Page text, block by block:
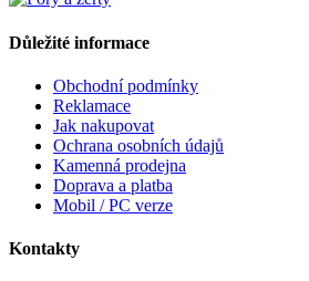
Důležité informace
Obchodní podmínky
Reklamace
Jak nakupovat
Ochrana osobních údajů
Kamenná prodejna
Doprava a platba
Mobil / PC verze
Kontakty